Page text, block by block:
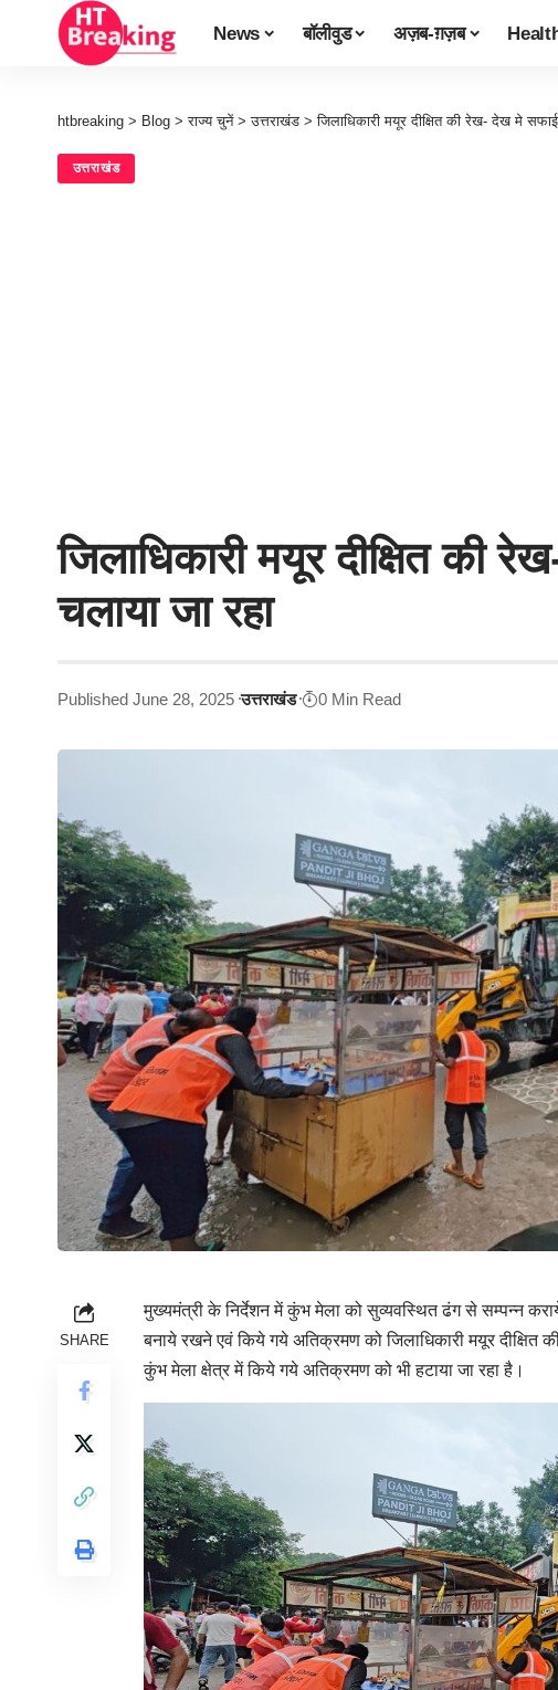
News बॉलीवुड अज़ब-ग़ज़ब
htbreaking > Blog >राज्य चुनें >उत्तराखंड >जिलाधिकारी मयूर दीक्षित की रेख- देख मे
उत्तराखंड
जिलाधिकारी मयूर दीक्षित की
चलाया जा रहा
Published June 28, 2025 उत्तराखंड 0 Min Read
SHARE
मुख्यमंत्री के निर्देशन में कुंभ मेला को सुव्यवस्थित ढंग से सम्पन्न
बनाये रखने एवं किये गये अतिक्रमण को जिलाधिकारी मयूर
कुंभ मेला क्षेत्र में किये गये अतिक्रमण को भी हटाया जा रहा है।